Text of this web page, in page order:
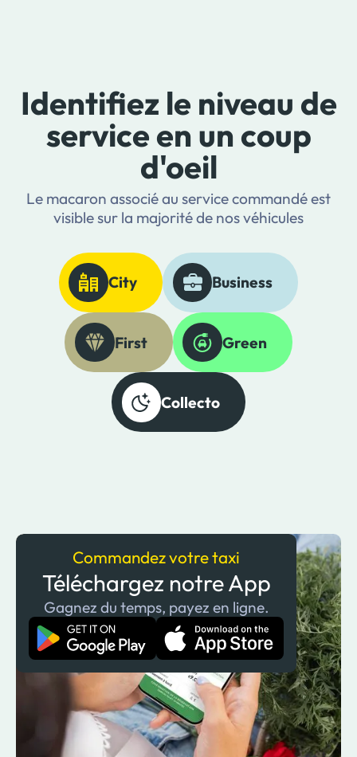
Identifiez le niveau de
service en un coup
d'oeil
Le macaron associé au service commandé est
visible sur la majorité de nos véhicules
City Business
First Green
Collecto
Commandez votre taxi
Téléchargez notre App
Gagnez du temps, payez en ligne.